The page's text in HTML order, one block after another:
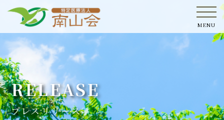
MENU
RELEASE
プレスリリース